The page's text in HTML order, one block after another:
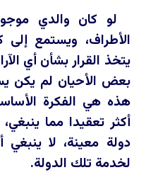
لو كان والدي
الأطراف، ويستمع إلى
يتخذ القرار بشأن أي
بعض الأحيان لم يكن
هذه هي الفكرة
أكثر تعقيدا مما
دولة معينة، لا
لخدمة تلك الدولة.